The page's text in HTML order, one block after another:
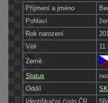
Příjmení a jméno
Pohlaví
Rok narození
Věk
Země
Status
Oddíl
Identifikační číslo ČR